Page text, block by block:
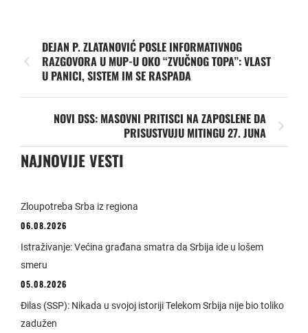
DEJAN P. ZLATANOVIĆ POSLE INFORMATIVNOG
RAZGOVORA U MUP-U OKO “ZVUČNOG TOPA”: VLAST
U PANICI, SISTEM IM SE RASPADA
NOVI DSS: MASOVNI PRITISCI NA ZAPOSLENE DA
PRISUSTVUJU MITINGU 27. JUNA
NAJNOVIJE VESTI
Zloupotreba Srba iz regiona
06.08.2026
Istraživanje: Većina građana smatra da Srbija ide u lošem
smeru
05.08.2026
Đilas (SSP): Nikada u svojoj istoriji Telekom Srbija nije bio toliko
zadužen